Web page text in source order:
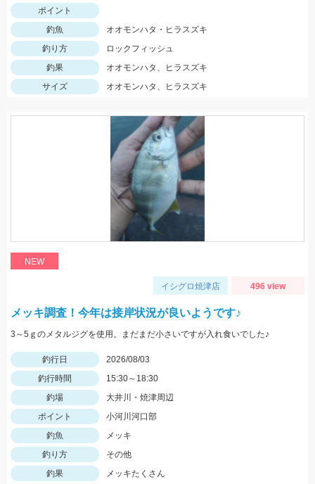
ポイント
釣魚
オオモンハタ・ヒラスズキ
釣り方
ロックフィッシュ
釣果
オオモンハタ、ヒラスズキ
サイズ
オオモンハタ、ヒラスズキ
NEW
イシグロ焼津店 496 view
メッキ調査！今年は接岸状況が良いようです♪
3～5ｇのメタルジグを使用。まだまだ小さいですが入れ食いでした♪
釣行日
2026/08/03
釣行時間
15:30～18:30
釣場
大井川・焼津周辺
ポイント
小河川河口部
釣魚
メッキ
釣り方
その他
釣果
メッキたくさん